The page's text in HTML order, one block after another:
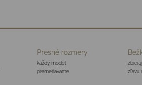
Presné rozmery
každý model
premeriavame
zľavu